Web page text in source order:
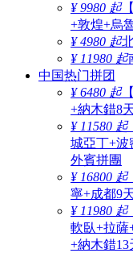
¥ 9980 起
+敦煌+烏
¥ 4980 起
¥ 11980 起
中国热门拼团
¥ 6480 起
+納木錯8
¥ 11580 起
城亞丁+波
外賓拼團
¥ 16800 起
寧+成都9
¥ 11980 起
軟臥+拉薩
+納木錯13